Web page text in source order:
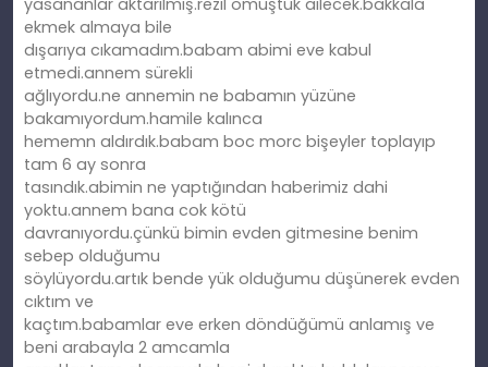
ekmek almaya bile
dışarıya cıkamadım.babam abimi eve kabul
etmedi.annem sürekli
ağlıyordu.ne annemin ne babamın yüzüne
bakamıyordum.hamile kalınca
hememn aldırdık.babam boc morc bişeyler toplayıp
tam 6 ay sonra
tasındık.abimin ne yaptığından haberimiz dahi
yoktu.annem bana cok kötü
davranıyordu.çünkü bimin evden gitmesine benim
sebep olduğumu
söylüyordu.artık bende yük olduğumu düşünerek evden
cıktım ve
kaçtım.babamlar eve erken döndüğümü anlamış ve
beni arabayla 2 amcamla